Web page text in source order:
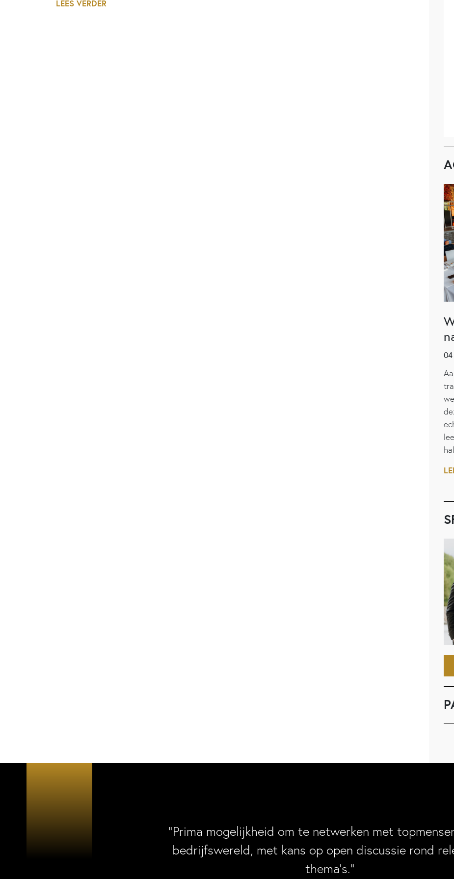
LEES VERDER
“Prima mogelijkheid om te netwerken met
bedrijfswereld, met kans op open discussie rond
thema’s.”